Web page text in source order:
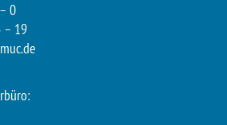
0
– 19